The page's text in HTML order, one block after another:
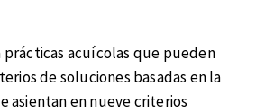
acuícolas que pueden
de soluciones basadas en la
asientan en nueve criterios